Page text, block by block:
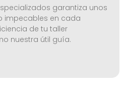
garantiza unos
impecables en cada
de tu taller
nuestra útil guía.